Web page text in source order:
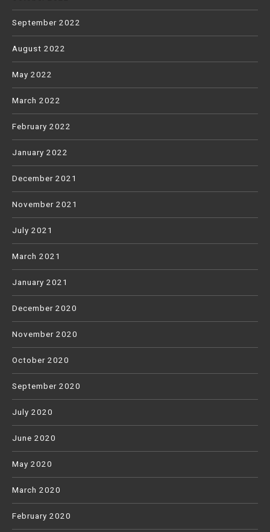
September 2022
August 2022
May 2022
March 2022
February 2022
January 2022
December 2021
November 2021
July 2021
March 2021
January 2021
December 2020
November 2020
October 2020
September 2020
July 2020
June 2020
May 2020
March 2020
February 2020